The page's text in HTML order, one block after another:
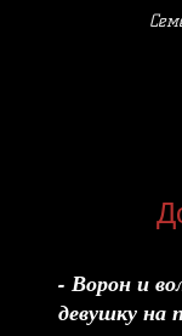
- Ворон и
девушку на